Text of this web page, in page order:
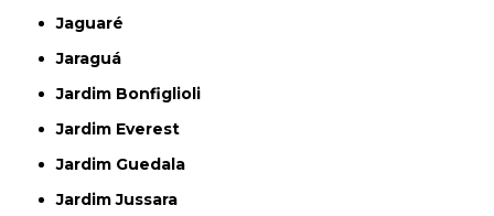
Jaguaré
Jaraguá
Jardim Bonfiglioli
Jardim Everest
Jardim Guedala
Jardim Jussara